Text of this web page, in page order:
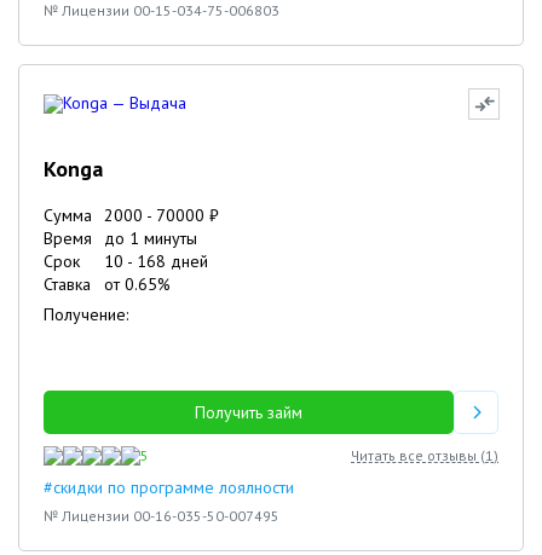
№ Лицензии 00-15-034-75-006803
Konga
Сумма 2000 - 70000 ₽
Время
до 1 минуты
Срок
10 - 168 дней
Ставка
от0.65%
Получение:
Получить займ
5 Читать все отзывы (1)
#скидки по программе лоялности
№ Лицензии 00-16-035-50-007495